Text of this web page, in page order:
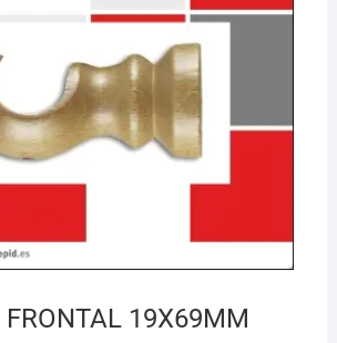
FRONTAL 19X69MM
virtual de Ferretería El Arroyo.
y te ayudo a encontrarlo,
el nombre exacto